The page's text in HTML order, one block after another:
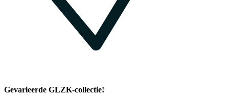
Gevarieerde GLZK-collectie!